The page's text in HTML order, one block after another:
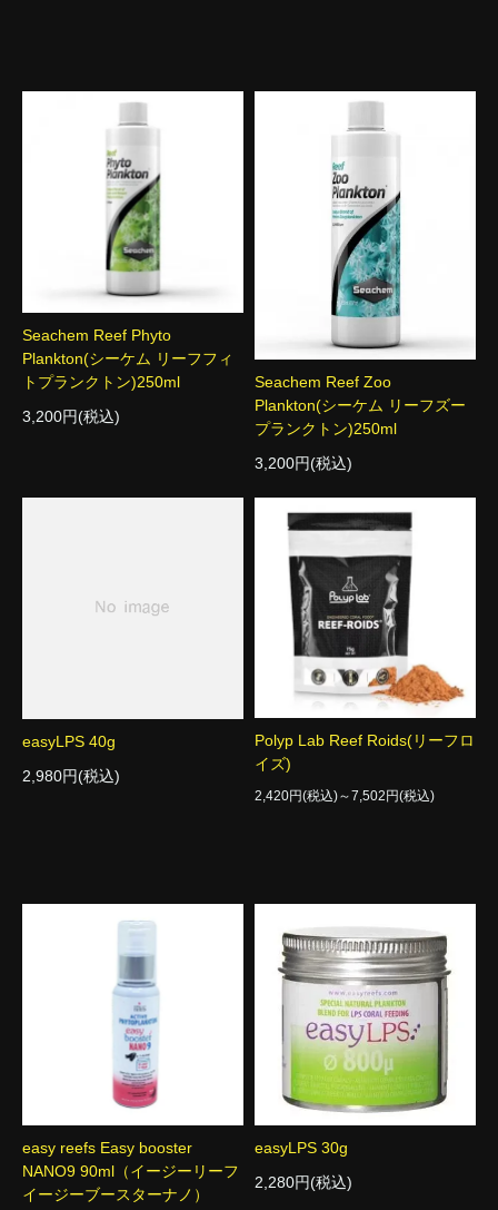
Seachem Reef Phyto
Plankton(シーケム リーフフィ
トプランクトン)250ml
3,200円(税込)
Seachem Reef Zoo
Plankton(シーケム リーフズー
プランクトン)250ml
3,200円(税込)
easyLPS 40g
2,980円(税込)
Polyp Lab Reef Roids(リーフロ
イズ)
2,420円(税込)～7,502円(税込)
easy reefs Easy booster
NANO9 90ml（イージーリーフ
イージーブースターナノ）
easyLPS 30g
2,280円(税込)